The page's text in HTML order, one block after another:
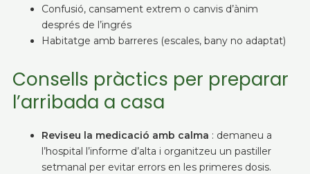
Confusió, cansament extrem o canvis d’ànim
després de l’ingrés
Habitatge amb barreres (escales, bany no adaptat)
Consells pràctics per preparar
l’arribada a casa
Reviseu la medicació amb calma : demaneu a
l’hospital l’informe d’alta i organitzeu un pastiller
setmanal per evitar errors en les primeres dosis.